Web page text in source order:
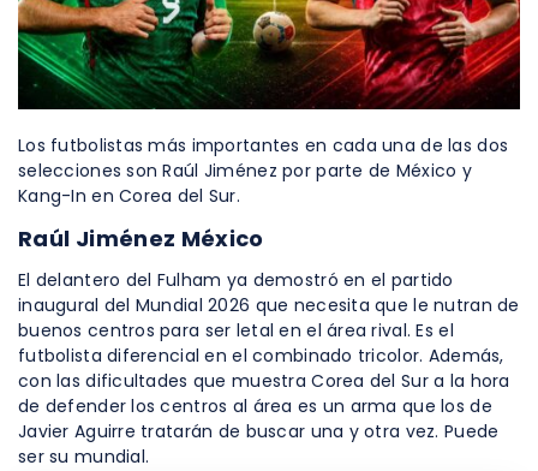
Los futbolistas más importantes en cada una de las dos
selecciones son Raúl Jiménez por parte de México y
Kang-In en Corea del Sur.
Raúl Jiménez México
El delantero del Fulham ya demostró en el partido
inaugural del Mundial 2026 que necesita que le nutran de
buenos centros para ser letal en el área rival. Es el
futbolista diferencial en el combinado tricolor. Además,
con las dificultades que muestra Corea del Sur a la hora
de defender los centros al área es un arma que los de
Javier Aguirre tratarán de buscar una y otra vez. Puede
ser su mundial.